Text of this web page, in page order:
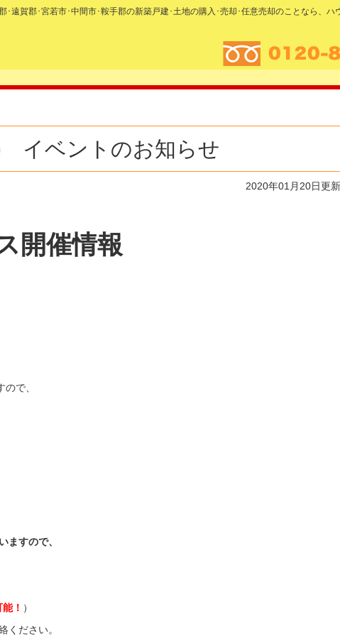
･遠賀郡･宮若市･中間市･鞍手郡の新築戸建･土地の購入･売却･任意売却のことなら、ハ
イベントのお知らせ
2020年01月20日更新
開催情報
で、
ますので、
！ ）
ください。